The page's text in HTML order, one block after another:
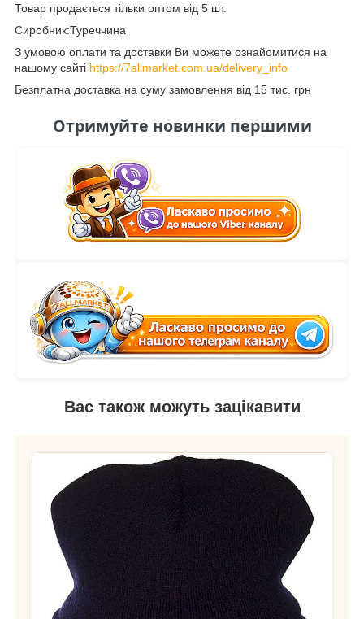
Товар продається тільки оптом від 5 шт.
Сиробник:Туреччина
З умовою оплати та доставки Ви можете ознайомитися на
нашому сайті https://7allmarket.com.ua/delivery_info
Безплатна доставка на суму замовлення від 15 тис. грн
Отримуйте новинки першими
Вас також можуть зацікавити